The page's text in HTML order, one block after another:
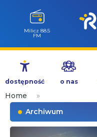
Przejdź
treści
Milicz 88.5
FM
dostępność o nas
Home
»
Archiwum